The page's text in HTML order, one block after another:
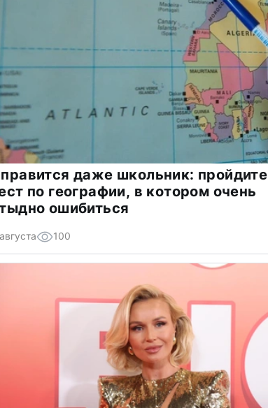
даже школьник: пройдите
по географии, в котором очень
ошибиться
100